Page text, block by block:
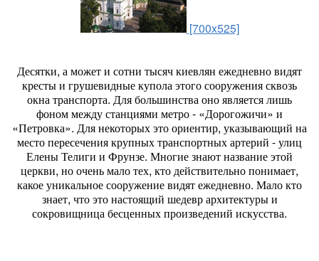
[700x525]
Десятки, а может и сотни тысяч киевлян ежедневно видят
кресты и грушевидные купола этого сооружения сквозь
окна транспорта. Для большинства оно является лишь
фоном между станциями метро - «Дорогожичи» и
«Петровка». Для некоторых это ориентир, указывающий на
место пересечения крупных транспортных артерий - улиц
Елены Телиги и Фрунзе. Многие знают название этой
церкви, но очень мало тех, кто действительно понимает,
какое уникальное сооружение видят ежедневно. Мало кто
знает, что это настоящий шедевр архитектуры и
сокровищница бесценных произведений искусства.